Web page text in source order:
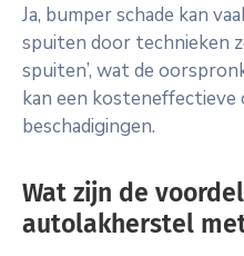
Ja, bumper schade kan
spuiten door technieken
spuiten’, wat de
kan een
beschadigingen.
Wat zijn de
autolakherstel